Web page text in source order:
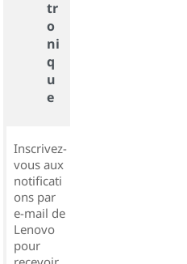
tr
o
ni
q
u
e
Inscrivez-
vous aux
notificati
ons par
e-mail de
Lenovo
pour